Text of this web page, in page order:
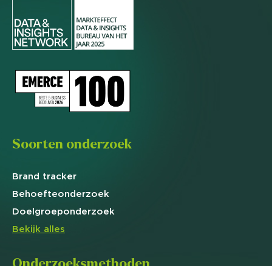
Soorten onderzoek
Brand tracker
Behoefteonderzoek
Doelgroeponderzoek
Bekijk alles